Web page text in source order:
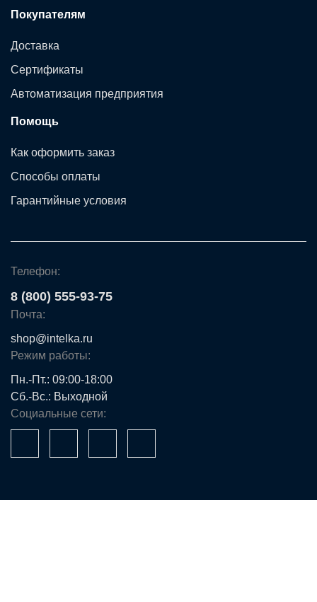
Покупателям
Доставка
Сертификаты
Автоматизация предприятия
Помощь
Как оформить заказ
Способы оплаты
Гарантийные условия
Телефон:
8 (800) 555-93-75
Почта:
shop@intelka.ru
Режим работы:
Пн.-Пт.: 09:00-18:00
Сб.-Вс.: Выходной
Социальные сети: